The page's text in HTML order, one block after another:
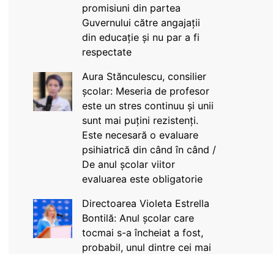
promisiuni din partea
Guvernului către angajații
din educație și nu par a fi
respectate
Aura Stănculescu, consilier
școlar: Meseria de profesor
este un stres continuu și unii
sunt mai puțini rezistenți.
Este necesară o evaluare
psihiatrică din când în când /
De anul școlar viitor
evaluarea este obligatorie
Directoarea Violeta Estrella
Bontilă: Anul școlar care
tocmai s-a încheiat a fost,
probabil, unul dintre cei mai